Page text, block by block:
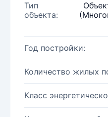
Тип
объекта:
Год постройки:
Количество жилых
Класс